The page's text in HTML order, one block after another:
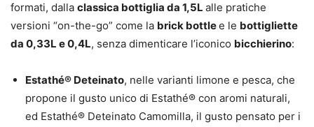
formati, dalla classica bottiglia da 1,5L alle pratiche
versioni “on-the-go” come la brick bottlee le bottigliette
da 0,33L e 0,4L, senza dimenticare l’iconico bicchierino:
Estathé® Deteinato, nelle varianti limone e pesca, che
propone il gusto unico di Estathé® con aromi naturali,
ed Estathé® Deteinato Camomilla, il gusto pensato per i